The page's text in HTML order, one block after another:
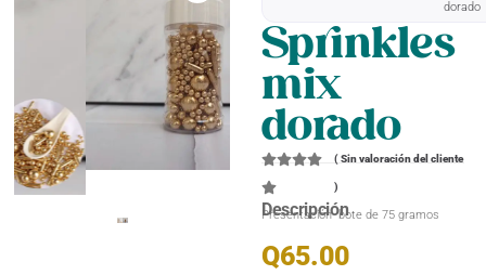
dorado
Sprinkles
mix
dorado
(Sin valoración del cliente
)
Descripción
Presentación bote de 75 gramos
Q65.00